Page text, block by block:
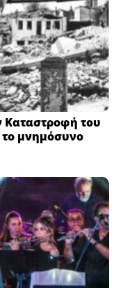
Καταστροφή του
μνημόσυνο